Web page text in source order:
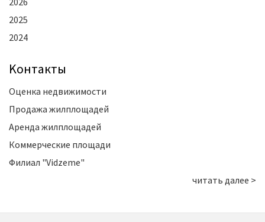
2025
2024
Kонтакты
Оценка недвижимости
Продажа жилплощадей
Аренда жилплощадей
Коммерческие площади
Филиал "Vidzeme"
читать далее >